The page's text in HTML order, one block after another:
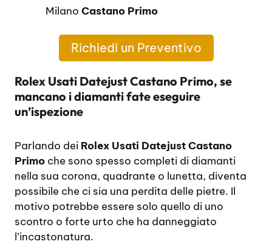
Milano Castano Primo
Richiedi un Preventivo
Rolex Usati Datejust Castano Primo, se
mancano i diamanti fate eseguire
un’ispezione
Parlando dei Rolex Usati Datejust Castano
Primo che sono spesso completi di diamanti
nella sua corona, quadrante o lunetta, diventa
possibile che ci sia una perdita delle pietre. Il
motivo potrebbe essere solo quello di uno
scontro o forte urto che ha danneggiato
l’incastonatura.